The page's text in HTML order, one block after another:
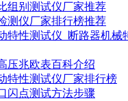
组别测试仪厂家推荐
测仪厂家排行榜推荐
特性测试仪_断路器机械
压兆欧表百科介绍
特性测试仪厂家排行榜
闪点测试方法步骤